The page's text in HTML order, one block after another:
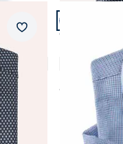
Merkzettel
Artikel 11
Passform
Comfort Fit
Extraglatt-
ab € 64,99